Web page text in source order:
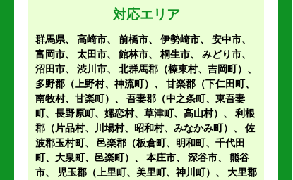
対応エリア
群馬県、 高崎市、 前橋市、 伊勢崎市、 安中市、
富岡市、 太田市、 館林市、 桐生市、 みどり市、
沼田市、 渋川市、 北群馬郡（榛東村、吉岡町） 、
多野郡（上野村、神流町） 、 甘楽郡（下仁田町、
南牧村、甘楽町） 、 吾妻郡（中之条町、東吾妻
町、長野原町、嬬恋村、草津町、高山村） 、 利根
郡（片品村、川場村、昭和村、みなかみ町） 、 佐
波郡玉村町、 邑楽郡（板倉町、明和町、千代田
町、大泉町、邑楽町） 、 本庄市、 深谷市、 熊谷
市、 児玉郡（上里町、美里町、神川町） 、 大里郡